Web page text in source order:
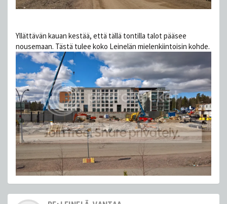
Yllättävän kauan kestää, että tällä tontilla talot pääsee
nousemaan. Tästä tulee koko Leinelän mielenkiintoisin kohde.